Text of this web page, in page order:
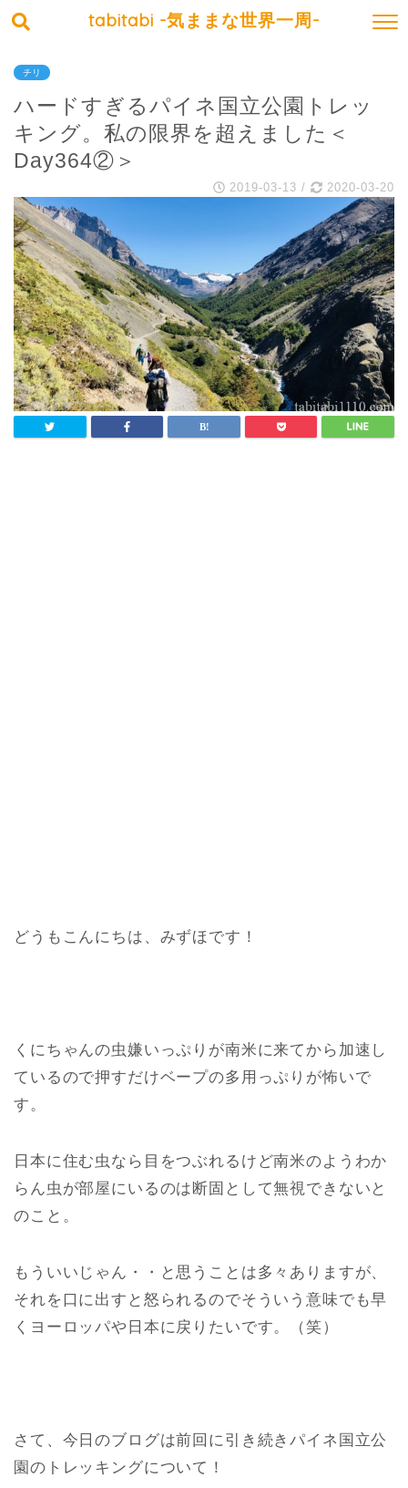
tabitabi -気ままな世界一周-
チリ
ハードすぎるパイネ国立公園トレッ
キング。私の限界を超えました＜
Day364②＞
2019-03-13 / 2020-03-20
どうもこんにちは、みずほです！
くにちゃんの虫嫌いっぷりが南米に来てから加速し
ているので押すだけベープの多用っぷりが怖いで
す。
日本に住む虫なら目をつぶれるけど南米のようわか
らん虫が部屋にいるのは断固として無視できないと
のこと。
もういいじゃん・・と思うことは多々ありますが、
それを口に出すと怒られるのでそういう意味でも早
くヨーロッパや日本に戻りたいです。（笑）
さて、今日のブログは前回に引き続きパイネ国立公
園のトレッキングについて！